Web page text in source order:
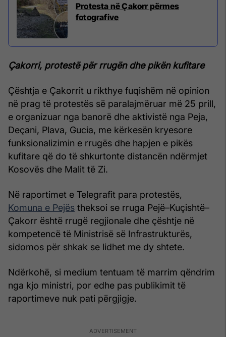
Protesta në Çakorr përmes
fotografive
Çakorri, protestë për rrugën dhe pikën kufitare
Çështja e Çakorrit u rikthye fuqishëm në opinion
në prag të protestës së paralajmëruar më 25 prill,
e organizuar nga banorë dhe aktivistë nga Peja,
Deçani, Plava, Gucia, me kërkesën kryesore
funksionalizimin e rrugës dhe hapjen e pikës
kufitare që do të shkurtonte distancën ndërmjet
Kosovës dhe Malit të Zi.
Në raportimet e Telegrafit para protestës,
Komuna e Pejës theksoi se rruga Pejë–Kuçishtë–
Çakorr është rrugë regjionale dhe çështje në
kompetencë të Ministrisë së Infrastrukturës,
sidomos për shkak se lidhet me dy shtete.
Ndërkohë, si medium tentuam të marrim qëndrim
nga kjo ministri, por edhe pas publikimit të
raportimeve nuk pati përgjigje.